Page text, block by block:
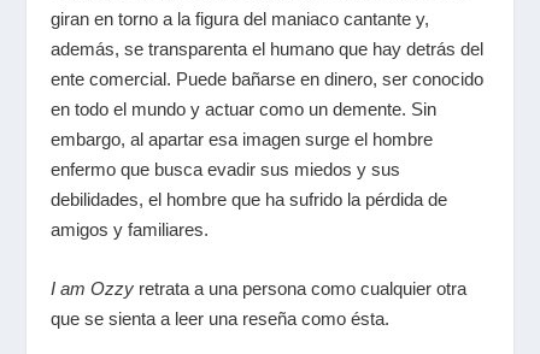
giran en torno a la figura del maniaco cantante y,
además, se transparenta el humano que hay detrás del
ente comercial. Puede bañarse en dinero, ser conocido
en todo el mundo y actuar como un demente. Sin
embargo, al apartar esa imagen surge el hombre
enfermo que busca evadir sus miedos y sus
debilidades, el hombre que ha sufrido la pérdida de
amigos y familiares.
I am Ozzy retrata a una persona como cualquier otra
que se sienta a leer una reseña como ésta.